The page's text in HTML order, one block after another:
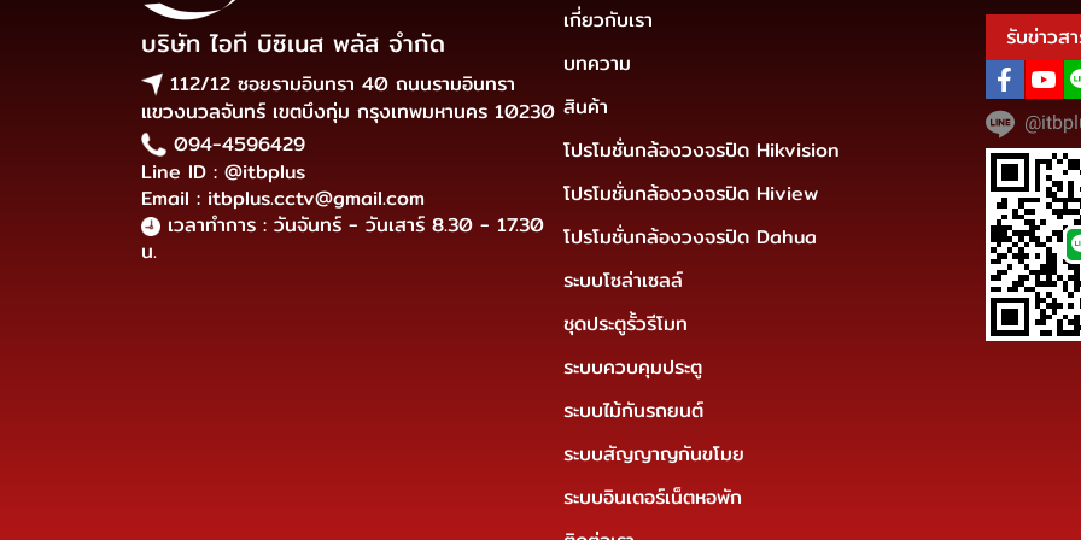
บริษัท ไอที บิซิเนส พลัส จำกัด
112/12 ซอยรามอินทรา 40 ถนนรามอินทรา
แขวงนวลจันทร์ เขตบึงกุ่ม กรุงเทพมหานคร 10230
094-4596429
Line ID : @itbplus
Email : itbplus.cctv@gmail.com
เวลาทำการ : วันจันทร์ - วันเสาร์ 8.30 - 17.30
น.
เกี่ยวกับเรา
บทความ
สินค้า
โปรโมชั่นกล้องวงจรปิด Hikvision
โปรโมชั่นกล้องวงจรปิด Hiview
โปรโมชั่นกล้องวงจรปิด Dahua
ระบบโซล่าเซลล์
ชุดประตูรั้วรีโมท
ระบบควบคุมประตู
ระบบไม้กันรถยนต์
ระบบสัญญาญกันขโมย
ระบบอินเตอร์เน็ตหอพัก
รับข่าวส